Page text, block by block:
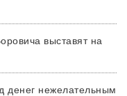
выставят на
денег нежелательным